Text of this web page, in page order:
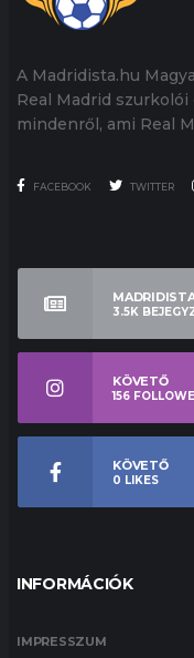
A Madridista.hu
Real Madrid
mindenről, ami Real
FACEBOOK TWITTER
3.5K
KÖVETŐ
156
KÖVETŐ
0 LIKES
INFORMÁCIÓK
IMPRESSZUM